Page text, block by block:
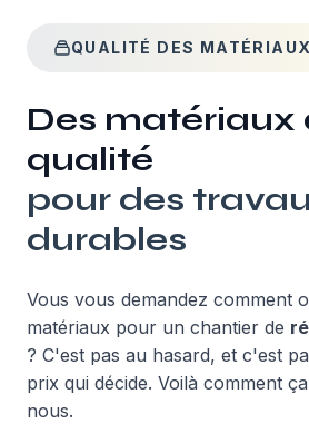
QUALITÉ DES MATÉRIAUX
Des matériaux
qualité
pour des
durables
Vous vous demandez comment
matériaux pour un chantier de
? C'est pas au hasard, et c'est
prix qui décide. Voilà comment
nous.